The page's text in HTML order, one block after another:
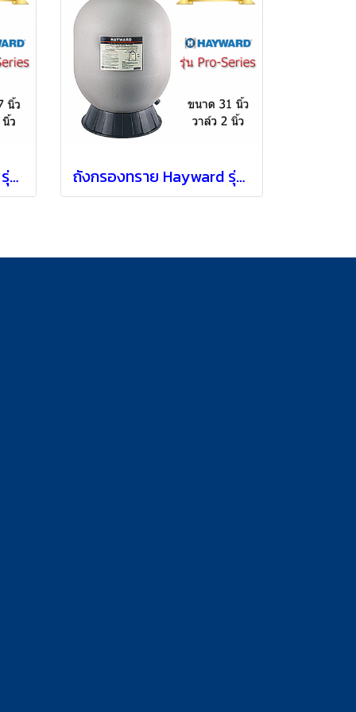
ถังกรองทราย Hayward รุ่น S270T2 แบบ Top mount [ 27" ] ถังกรองทราย Hayward รุ่น S310T2 แบบ Top mount [ 31" ]